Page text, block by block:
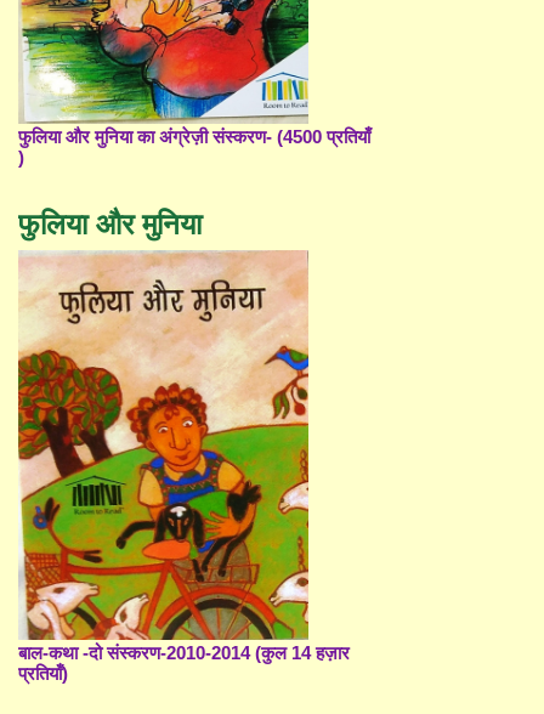
फुलिया और मुनिया का अंग्रेज़ी संस्करण- (4500 प्रतियाँ
)
फुलिया और मुनिया
बाल-कथा -दो संस्करण-2010-2014 (कुल 14 हज़ार
प्रतियाँ)